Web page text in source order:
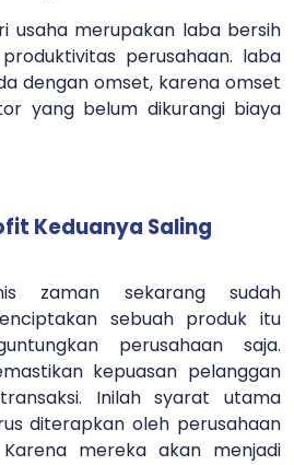
usaha merupakan laba bersih
perusahaan. laba
dengan omset, karena omset
yang belum dikurangi biaya
Keduanya Saling
zaman sekarang sudah
sebuah produk itu
perusahaan saja.
kepuasan pelanggan
Inilah syarat utama
diterapkan oleh perusahaan
mereka akan menjadi